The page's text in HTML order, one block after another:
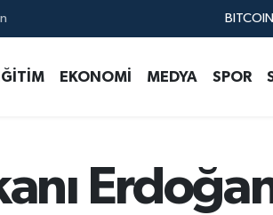
EKONOMİ MEDYA SPOR